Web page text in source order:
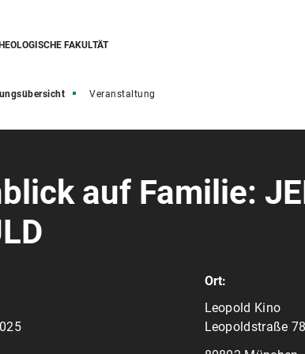
FAKULTÄT
Veranstaltung
auf Familie:
Ort:
Leopold Kino
Leopoldstraße 78